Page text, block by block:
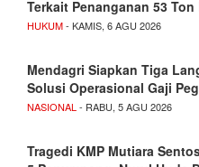
Terkait Penanganan 53
HUKUM- KAMIS, 6 AGU 2026
Mendagri Siapkan Tiga
Solusi Operasional Gaji
NASIONAL - RABU, 5 AGU 2026
Tragedi KMP Mutiara